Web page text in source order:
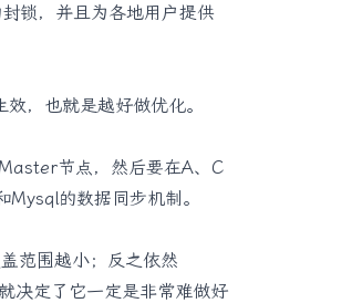
锁，并且为各地用户提供
，也就是越好做优化。
节点，然后要在A、C
的数据同步机制。
范围越小；反之依然
决定了它一定是非常难做好